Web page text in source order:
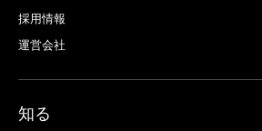
採用情報
運営会社
知る